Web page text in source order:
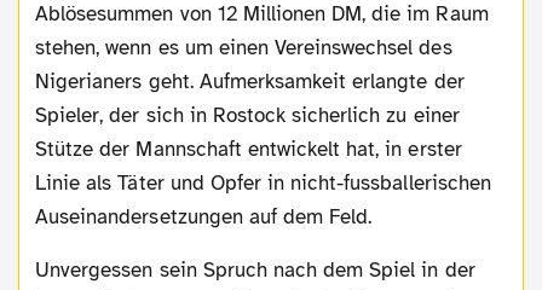
Ablösesummen von 12 Millionen DM, die im Raum
stehen, wenn es um einen Vereinswechsel des
Nigerianers geht. Aufmerksamkeit erlangte der
Spieler, der sich in Rostock sicherlich zu einer
Stütze der Mannschaft entwickelt hat, in erster
Linie als Täter und Opfer in nicht-fussballerischen
Auseinandersetzungen auf dem Feld.
Unvergessen sein Spruch nach dem Spiel in der